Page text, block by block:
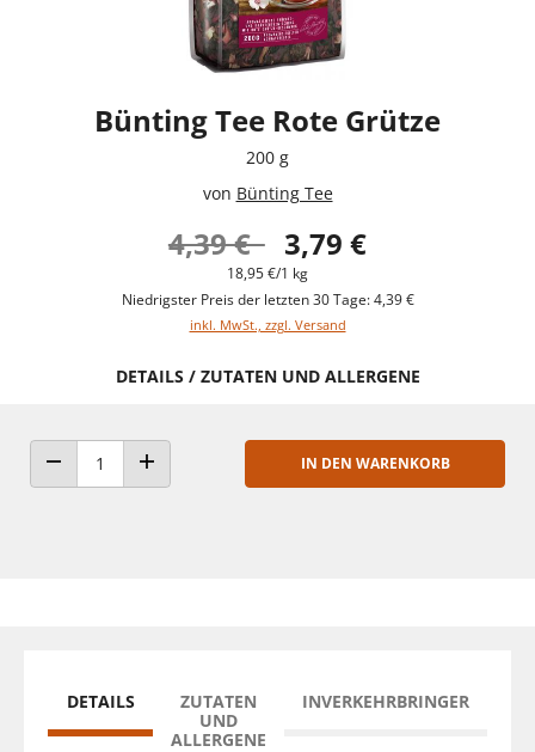
Bünting Tee Rote Grütze
200 g
von Bünting Tee
4,39 € 3,79 €
18,95 €/1 kg
Niedrigster Preis der letzten 30 Tage: 4,39 €
inkl. MwSt., zzgl. Versand
DETAILS / ZUTATEN UND ALLERGENE
ANZAHL VERRINGERNANZAHL ERHÖHEN
IN DEN WARENKORB
DETAILS
ZUTATEN
UND
ALLERGENE
INVERKEHRBRINGER